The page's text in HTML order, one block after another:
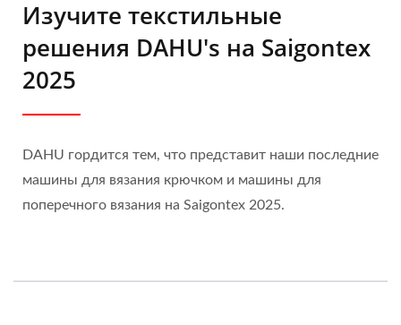
Изучите текстильные
решения DAHU's на Saigontex
2025
DAHU гордится тем, что представит наши последние
машины для вязания крючком и машины для
поперечного вязания на Saigontex 2025.